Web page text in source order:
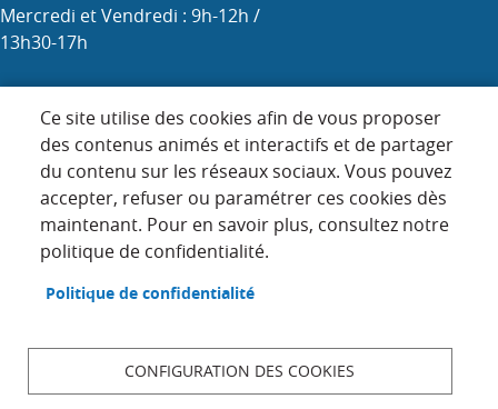
Ce site utilise des cookies afin de vous proposer
des contenus animés et interactifs et de partager
du contenu sur les réseaux sociaux. Vous pouvez
accepter, refuser ou paramétrer ces cookies dès
maintenant. Pour en savoir plus, consultez notre
politique de confidentialité.
Politique de confidentialité
CONFIGURATION DES COOKIES
Mercredi et Vendredi : 9h-12h /
13h30-17h
Menu
Pied
page
ACCUEIL
PLAN DU SITE
CONTACT
DONNÉES PERSONNELLES
ACCESSIBILITÉ : NON CONFORME